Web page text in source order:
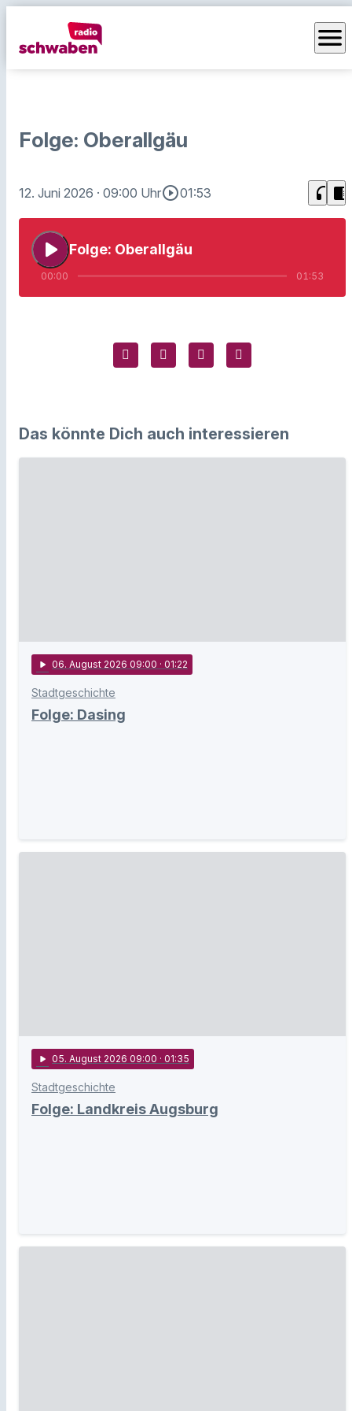
menu
Folge: Oberallgäu
12. Juni 2026 · 09:00 Uhrplay_circle_outline01:53 headphones chrome_reader_mode
play_arrow Folge: Oberallgäu
00:00 01:53
Das könnte Dich auch interessieren
play_arrow 06. August 2026 09:00 · 01:22
Stadtgeschichte
Folge: Dasing
play_arrow 05. August 2026 09:00 · 01:35
Stadtgeschichte
Folge: Landkreis Augsburg